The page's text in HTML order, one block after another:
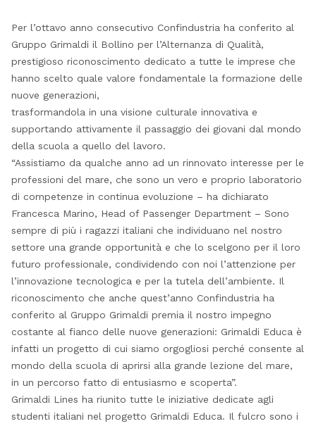
Per l’ottavo anno consecutivo Confindustria ha conferito al
Gruppo Grimaldi il Bollino per l’Alternanza di Qualità,
prestigioso riconoscimento dedicato a tutte le imprese che
hanno scelto quale valore fondamentale la formazione delle
nuove generazioni,
trasformandola in una visione culturale innovativa e
supportando attivamente il passaggio dei giovani dal mondo
della scuola a quello del lavoro.
“Assistiamo da qualche anno ad un rinnovato interesse per le
professioni del mare, che sono un vero e proprio laboratorio
di competenze in continua evoluzione – ha dichiarato
Francesca Marino, Head of Passenger Department – Sono
sempre di più i ragazzi italiani che individuano nel nostro
settore una grande opportunità e che lo scelgono per il loro
futuro professionale, condividendo con noi l’attenzione per
l’innovazione tecnologica e per la tutela dell’ambiente. Il
riconoscimento che anche quest’anno Confindustria ha
conferito al Gruppo Grimaldi premia il nostro impegno
costante al fianco delle nuove generazioni: Grimaldi Educa è
infatti un progetto di cui siamo orgogliosi perché consente al
mondo della scuola di aprirsi alla grande lezione del mare,
in un percorso fatto di entusiasmo e scoperta”.
Grimaldi Lines ha riunito tutte le iniziative dedicate agli
studenti italiani nel progetto Grimaldi Educa. Il fulcro sono i